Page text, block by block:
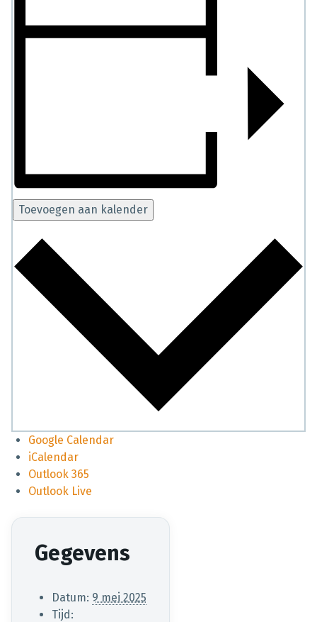
Toevoegen aan kalender
Google Calendar
iCalendar
Outlook 365
Outlook Live
Gegevens
Datum: 9 mei 2025
Tijd: